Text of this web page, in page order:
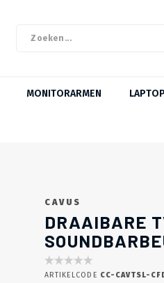
MONITORARMEN
CAVUS
DRAAIBARE
ARTIKELCODE CC-CAVTSL-